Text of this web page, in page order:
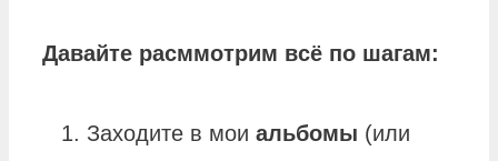
Давайте расммотрим всё по шагам:
Заходите в мои альбомы (или